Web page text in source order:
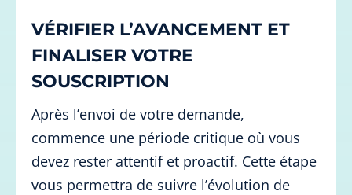
VÉRIFIER L’AVANCEMENT ET
FINALISER VOTRE
SOUSCRIPTION
Après l’envoi de votre demande,
commence une période critique où vous
devez rester attentif et proactif. Cette étape
vous permettra de suivre l’évolution de